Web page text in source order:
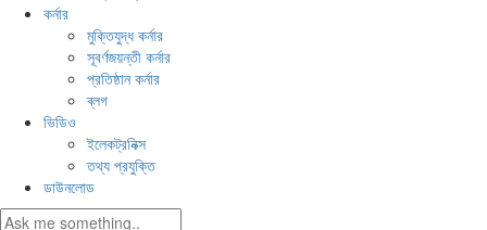
কর্নার
মুক্তিযুদ্ধ কর্নার
সূবর্ণজয়ন্তী কর্নার
প্রতিষ্ঠান কর্নার
ব্লগ
ভিডিও
ইলেকট্রনিক্স
তথ্য প্রযুক্তি
ডাউনলোড